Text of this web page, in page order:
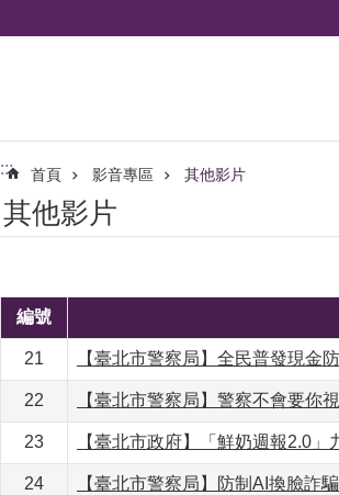
::: 首頁 影音專區 其他影片
其他影片
編號
21 【臺北市警察局】全民普發現金
22 【臺北市警察局】警察不會要你
23 【臺北市政府】「鮮奶週報2.0
24 【臺北市警察局】防制AI換臉詐